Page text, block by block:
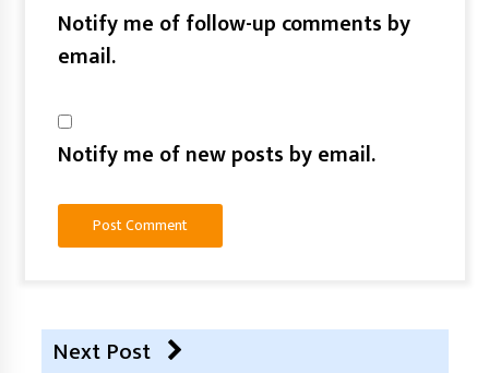
Notify me of follow-up comments by
email.
Notify me of new posts by email.
Next Post